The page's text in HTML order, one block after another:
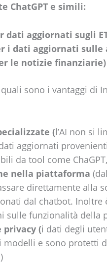
ChatGPT e simili:
dati aggiornati sugli
i dati aggiornati sulle
le notizie finanziarie)
sono i vantaggi di
(l’AI non si
aggiornati
da tool come
nella piattaforma
direttamente alla
dal chatbot. Inoltre
sulle funzionalità della
privacy (i dati degli
modelli e sono protetti